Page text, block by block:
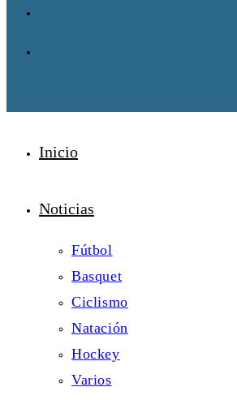
Inicio
Noticias
Fútbol
Basquet
Ciclismo
Natación
Hockey
Varios